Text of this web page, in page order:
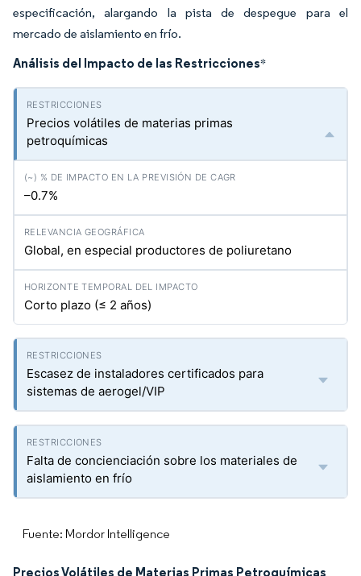
especificación, alargando la pista de despegue para el
mercado de aislamiento en frío.
Análisis del Impacto de las Restricciones*
Precios volátiles de materias primas
petroquímicas
–0.7%
Global, en especial productores de poliuretano
Corto plazo (≤ 2 años)
Escasez de instaladores certificados para
sistemas de aerogel/VIP
Falta de concienciación sobre los materiales de
aislamiento en frío
Fuente: Mordor Intelligence
Precios Volátiles de Materias Primas Petroquímicas